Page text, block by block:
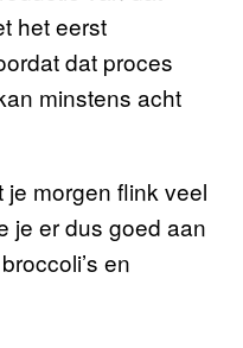
het eerst
dat proces
minstens acht
morgen flink veel
je er dus goed aan
en